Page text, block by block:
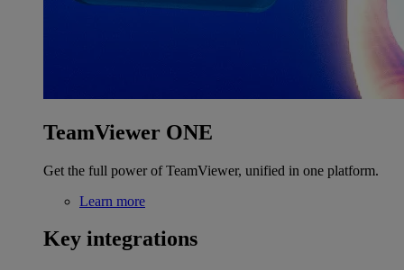
TeamViewer ONE
Get the full power of TeamViewer, unified in one platform.
Learn more
Key integrations